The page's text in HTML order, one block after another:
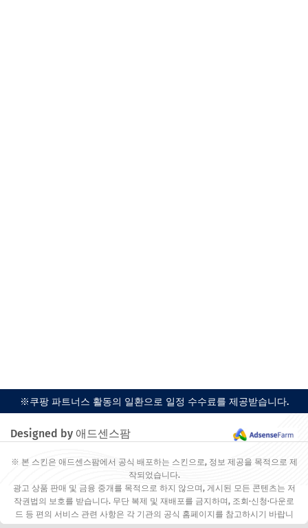
※쿠팡 파트너스 활동의 일환으로 일정 수수료를 제공받습니다.
Designed by 애드센스팜
※ 본 스킨은 애드센스팜에서 공식 배포하는 스킨으로, 정보 제공을 목적으로 제
작되었습니다.
광고 상품 판매 및 금융 중개를 목적으로 하지 않으며, 게시된 모든 콘텐츠는 저
작권법의 보호를 받습니다. 무단 복제 및 재배포를 금지하며, 조회·신청·다운로
드 등 편의 서비스 관련 사항은 각 기관의 공식 홈페이지를 참고하시기 바랍니